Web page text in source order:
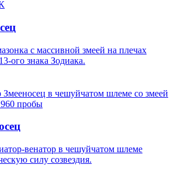
с массивной змеей на плечах
ого знака Зодиака.
венатор в чешуйчатом шлеме
силу созвездия.